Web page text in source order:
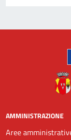
AMMINISTRAZIONE
Aree